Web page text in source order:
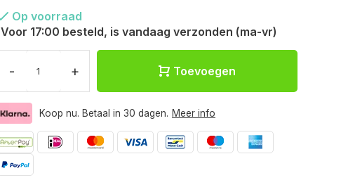
Op voorraad
Voor 17:00 besteld, is vandaag verzonden (ma-vr)
- + Toevoegen
Koop nu. Betaal in 30 dagen. Meer info